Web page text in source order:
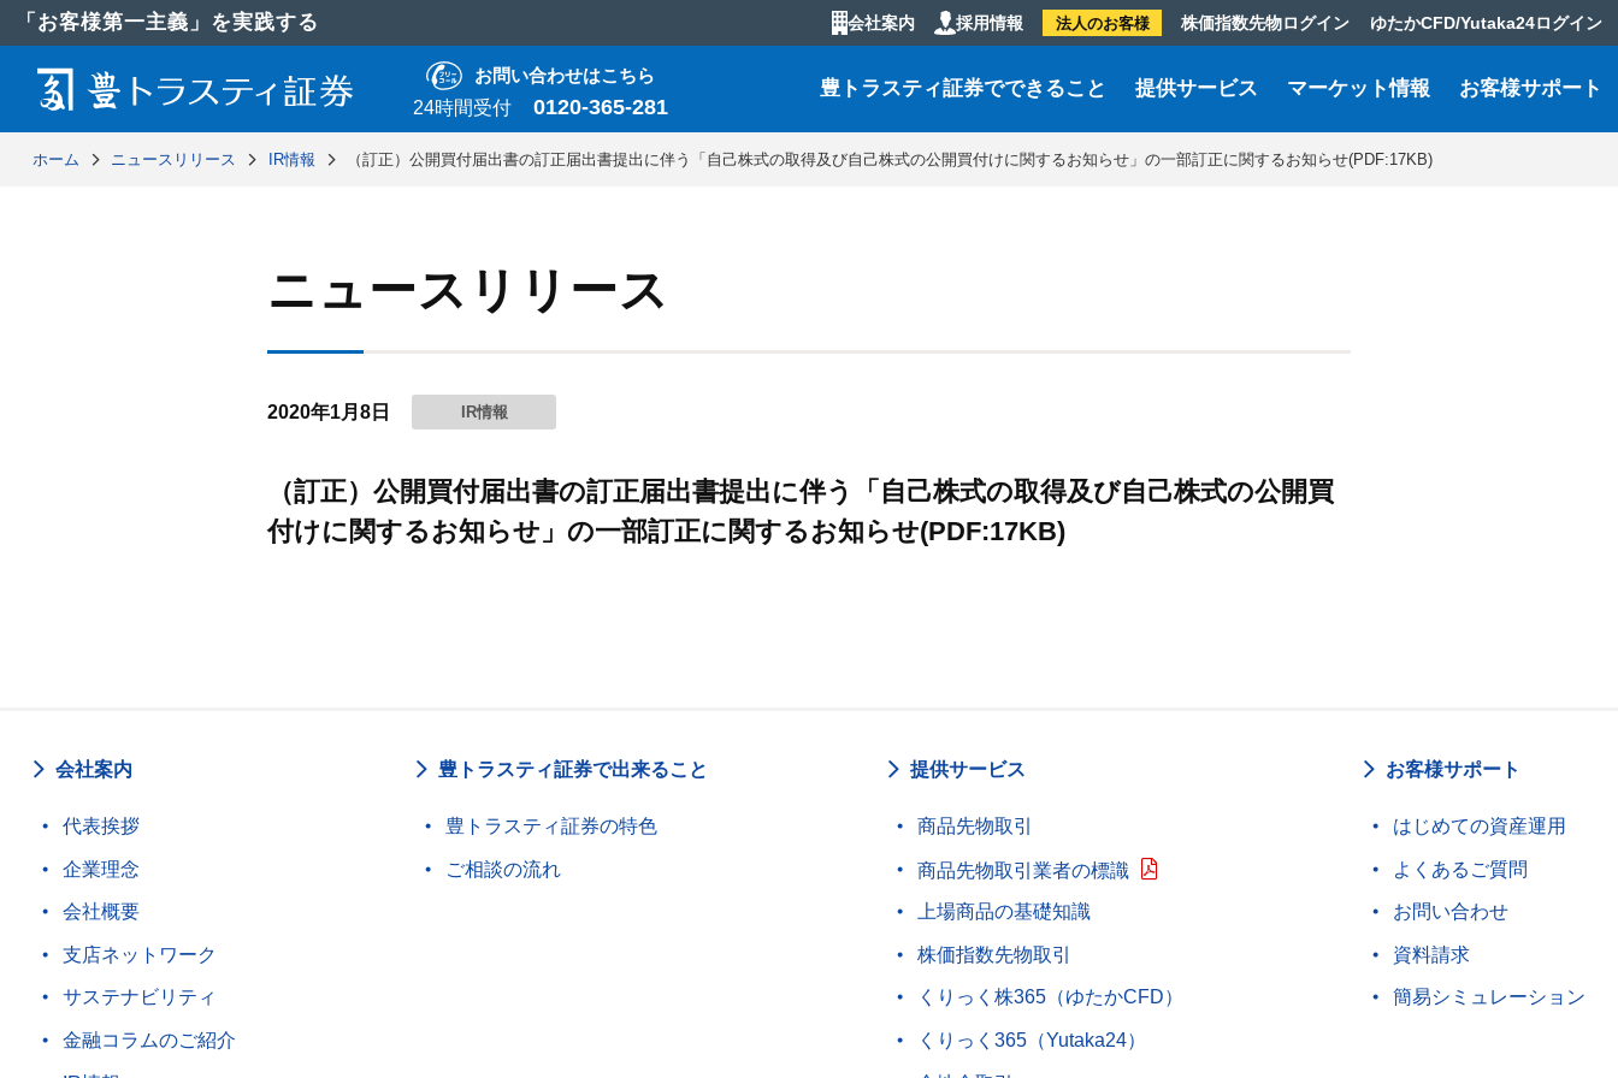
「お客様第一主義」を実践する 会社案内 採用情報 法人のお客様 株価指数先物ログイン ゆたかCFD/Yutaka24ログイン
お問い合わせはこちら
24時間受付
0120-365-281
豊トラスティ証券でできること 提供サービス マーケット情報 お客様サポート
ホーム ニュースリリース IR情報 （訂正）公開買付届出書の訂正届出書提出に伴う「自己株式の取得及び自己株式の公開買付けに関するお知らせ」の一部訂正に関するお知らせ(PDF:17KB)
ニュースリリース
2020年1月8日 IR情報
（訂正）公開買付届出書の訂正届出書提出に伴う「自己株式の取得及び自己株式の公開買
付けに関するお知らせ」の一部訂正に関するお知らせ(PDF:17KB)
会社案内
代表挨拶
企業理念
会社概要
支店ネットワーク
サステナビリティ
金融コラムのご紹介
豊トラスティ証券で出来ること
豊トラスティ証券の特色
ご相談の流れ
提供サービス
商品先物取引
商品先物取引業者の標識
上場商品の基礎知識
株価指数先物取引
くりっく株365（ゆたかCFD）
くりっく365（Yutaka24）
お客様サポート
はじめての資産運用
よくあるご質問
お問い合わせ
資料請求
簡易シミュレーション